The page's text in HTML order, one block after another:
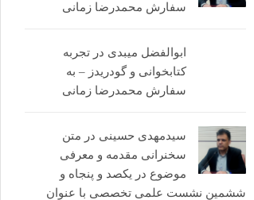
سفارش محمدرضا زمانی
ابوالفضل میبدی در تجربه
کتابخوانی و گودریدز – به
سفارش محمدرضا زمانی
سیدمهدی حسینی در متن
سخنرانی مقدمه و معرفی
موضوع در یکصد و پنجاه و
ششمین نشست علمی تخصصی با عنوان